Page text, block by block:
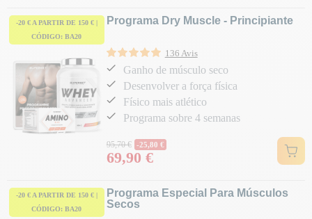
-20 € A PARTIR DE 150 € |
CÓDIGO: BA20
Programa Dry Muscle - Principiante
136 Avis
Ganho de músculo seco
Desenvolver a força física
Físico mais atlético
Programa sobre 4 semanas
Preço normal
95,70 € -25,80 €
Preço
69,90 €
-20 € A PARTIR DE 150 € |
CÓDIGO: BA20
Programa Especial Para Músculos
Secos